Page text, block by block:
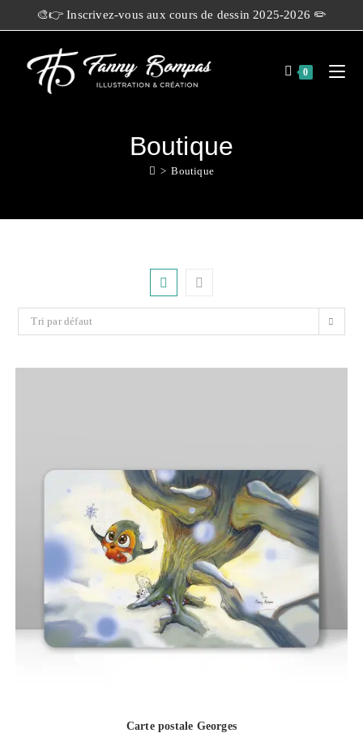
🎨👉 Inscrivez-vous aux cours de dessin 2025-2026 ✏️
0
Boutique
> Boutique
Tri par défaut
Carte postale Georges